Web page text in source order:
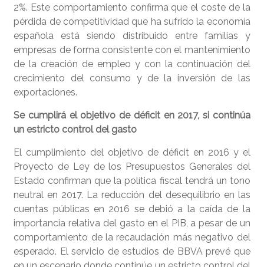
2%. Este comportamiento confirma que el coste de la
pérdida de competitividad que ha sufrido la economía
española está siendo distribuido entre familias y
empresas de forma consistente con el mantenimiento
de la creación de empleo y con la continuación del
crecimiento del consumo y de la inversión de las
exportaciones.
Se cumplirá el objetivo de déficit en 2017, si continúa
un estricto control del gasto
El cumplimiento del objetivo de déficit en 2016 y el
Proyecto de Ley de los Presupuestos Generales del
Estado confirman que la política fiscal tendrá un tono
neutral en 2017. La reducción del desequilibrio en las
cuentas públicas en 2016 se debió a la caída de la
importancia relativa del gasto en el PIB, a pesar de un
comportamiento de la recaudación más negativo del
esperado. El servicio de estudios de BBVA prevé que